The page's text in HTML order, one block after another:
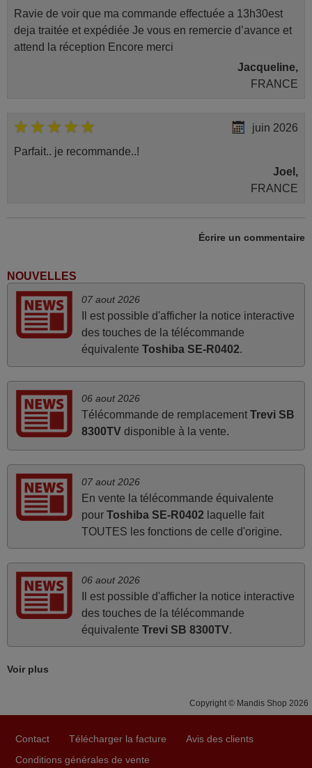
Ravie de voir que ma commande effectuée a 13h30est
deja traitée et expédiée Je vous en remercie d’avance et
attend la réception Encore merci
Jacqueline,
FRANCE
juin 2026
Parfait.. je recommande..!
Joel,
FRANCE
mars 2026
émis car le délai de 24h était dépassé, néanmoins j'ai
reçu la télécommande au cours du 3ème jour ouvré,
compatible avec mon besoin. Concernant la
la fonction des différentes touches. De plus, elle est
directement utilisable moyennant l'insertion des 2 piles
fournies.
JEAN,
FRANCE
mars 2026
Je suis très content de cet achat. Cette télécommande est
d'une efficacité étonnante. Alors que la télécommande
d'origine ne fonctionnait plus (probablement le LED à
changer), et que certains boutons sur le Combiné Radio-
seconde vie à mes deux Panasonic haut de gamme des
années 90
Écrire un commentaire
NOUVELLES
07 aout 2026
Il est possible d'afficher la notice interactive
des touches de la télécommande
équivalente Toshiba SE-R0402.
06 aout 2026
Télécommande de remplacement Trevi SB
8300TVdisponible à la vente.
07 aout 2026
En vente la télécommande équivalente
pour Toshiba SE-R0402 laquelle fait
TOUTES les fonctions de celle d'origine.
06 aout 2026
Il est possible d'afficher la notice interactive
des touches de la télécommande
équivalente Trevi SB 8300TV.
Voir plus
Copyright © Mandis Shop 2026
Contact Télécharger la facture
Avis des clients
Conditions générales de vente